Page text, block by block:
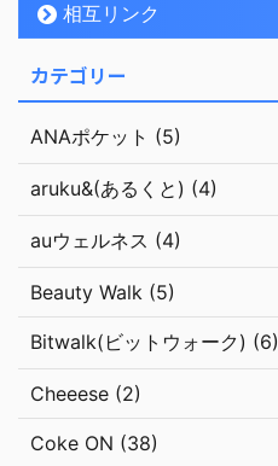
相互リンク
カテゴリー
ANAポケット (5)
aruku&(あるくと) (4)
auウェルネス (4)
Beauty Walk (5)
Bitwalk(ビットウォーク) (6)
Cheeese (2)
Coke ON (38)